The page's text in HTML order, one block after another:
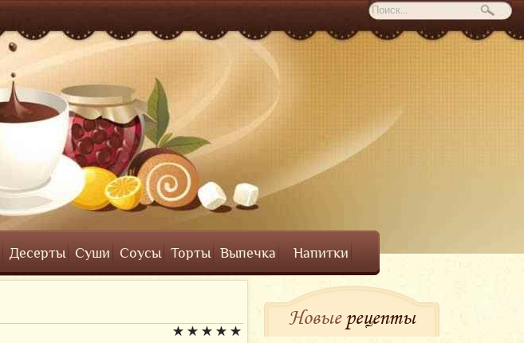
Десерты Суши Соусы Торты Выпечка Напитки
Новыерецепты